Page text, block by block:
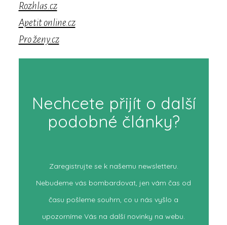
Rozhlas.cz
Apetit online.cz
Pro ženy.cz
Nechcete přijít o další
podobné články?
Zaregistrujte se k našemu newsletteru.
Nebudeme vás bombardovat, jen vám čas od
času pošleme souhrn, co u nás vyšlo a
upozorníme Vás na další novinky na webu.